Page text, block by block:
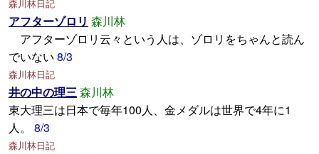
森川林日記
アフターゾロリ 森川林
アフターゾロリ云々という人は、ゾロリをちゃんと読ん
でいない 8/3
森川林日記
井の中の理三森川林
東大理三は日本で毎年100人、金メダルは世界で4年に1
人。 8/3
森川林日記